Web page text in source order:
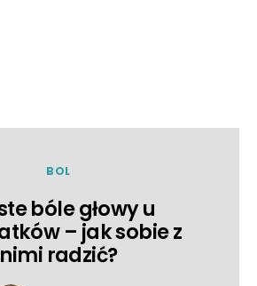
BOL
bóle głowy u
– jak sobie z
nimi radzić?